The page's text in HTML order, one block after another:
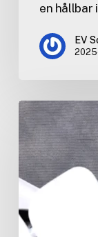
en hållbar
EV
Installationsguide
av
laddboxar